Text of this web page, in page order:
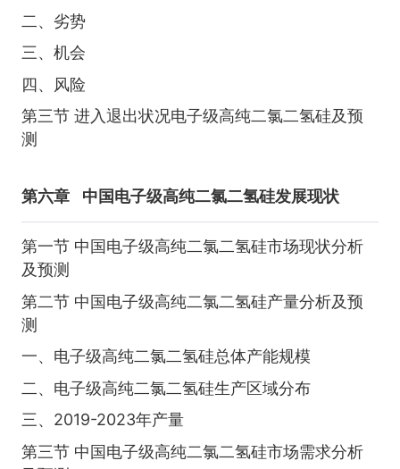
二、劣势
三、机会
四、风险
第三节 进入退出状况电子级高纯二氯二氢硅及预
测
第六章 中国电子级高纯二氯二氢硅发展现状
第一节 中国电子级高纯二氯二氢硅市场现状分析
及预测
第二节 中国电子级高纯二氯二氢硅产量分析及预
测
一、电子级高纯二氯二氢硅总体产能规模
二、电子级高纯二氯二氢硅生产区域分布
三、2019-2023年产量
第三节 中国电子级高纯二氯二氢硅市场需求分析